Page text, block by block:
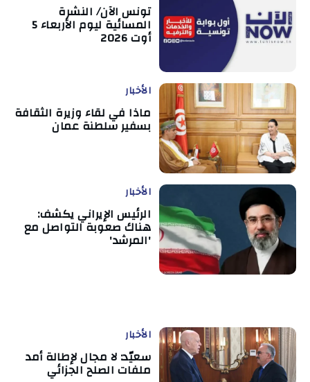
تونس الآن/ النشرة
المسائية ليوم الأربعاء 5
أوت 2026
الأخبار
ماذا في لقاء وزيرة الثقافة
بسفير سلطنة عمان
الأخبار
الرئيس الإيراني يكشف:
هناك صعوبة التواصل مع
'المرشد'
الأخبار
سعيّد: لا مجال لإطالة أمد
ملفات الصلح الجزائي